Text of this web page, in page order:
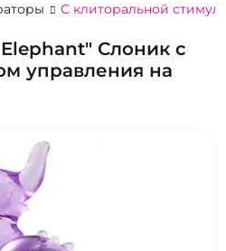
С клиторальной
Слоник с
управления на